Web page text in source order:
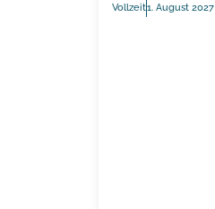
Vollzeit1. August 2027